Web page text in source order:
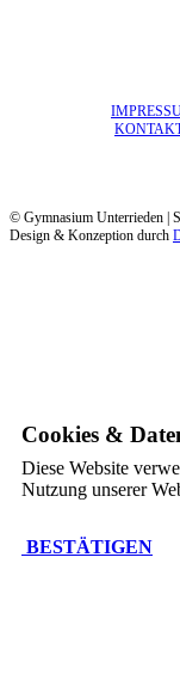
© Gymnasium Unterrieden |
Design & Konzeption durch
Cookies &
Diese Website
Nutzung unserer
BESTÄTIGEN